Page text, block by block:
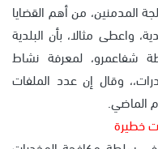
المدمنين، من أهم القضايا
واعطى مثالا، بأن البلدية
شفاعمرو، لمعرفة نشاط
وقال إن عدد الملفات
الماضي.